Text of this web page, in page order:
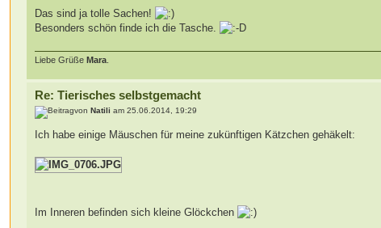
Das sind ja tolle Sachen!
Besonders schön finde ich die Tasche.
Liebe GrüßeMara
Re: Tierisches selbstgemacht
vonNatili am 25.06.2014, 19:29
Ich habe einige Mäuschen für meine zukünftigen Kätzchen gehäkelt:
Im Inneren befinden sich kleine Glöckchen